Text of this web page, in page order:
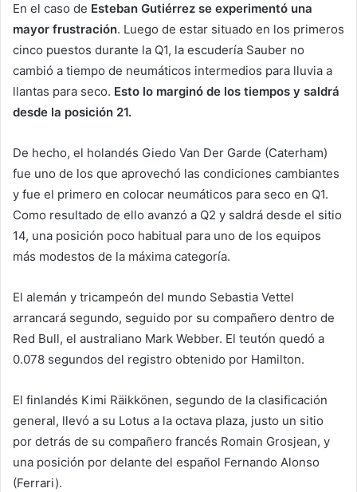
En el caso de Esteban Gutiérrez se experimentó una
mayor frustración. Luego de estar situado en los primeros
cinco puestos durante la Q1, la escudería Sauber no
cambió a tiempo de neumáticos intermedios para lluvia a
llantas para seco. Esto lo marginó de los tiempos y saldrá
desde la posición 21.
De hecho, el holandés Giedo Van Der Garde (Caterham)
fue uno de los que aprovechó las condiciones cambiantes
y fue el primero en colocar neumáticos para seco en Q1.
Como resultado de ello avanzó a Q2 y saldrá desde el sitio
14, una posición poco habitual para uno de los equipos
más modestos de la máxima categoría.
El alemán y tricampeón del mundo Sebastia Vettel
arrancará segundo, seguido por su compañero dentro de
Red Bull, el australiano Mark Webber. El teutón quedó a
0.078 segundos del registro obtenido por Hamilton.
El finlandés Kimi Räikkönen, segundo de la clasificación
general, llevó a su Lotus a la octava plaza, justo un sitio
por detrás de su compañero francés Romain Grosjean, y
una posición por delante del español Fernando Alonso
(Ferrari).